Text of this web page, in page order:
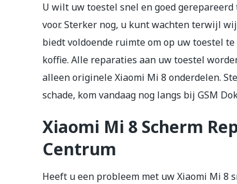
U wilt uw toestel snel en goed
voor. Sterker nog, u kunt wachten terwijl
biedt voldoende ruimte om op uw toestel
koffie. Alle reparaties aan uw toestel
alleen originele Xiaomi Mi 8 onderdelen.
schade, kom vandaag nog langs bij GSM
Xiaomi Mi 8 Scherm
Centrum
Heeft u een probleem met uw Xiaomi Mi 8